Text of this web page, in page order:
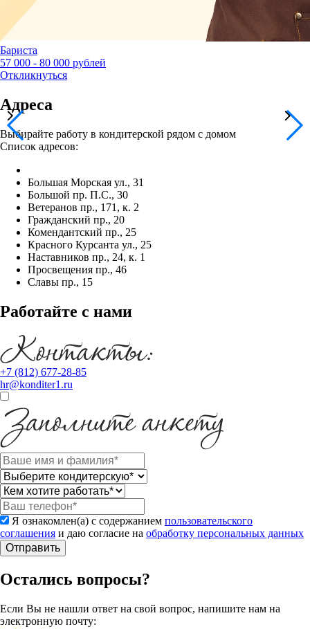
Бариста
57 000 - 80 000 рублей
Откликнуться
Адреса
Выбирайте работу в кондитерской рядом с домом
Список адресов:
Большая Морская ул., 31
Большой пр. П.С., 30
Ветеранов пр., 171, к. 2
Гражданский пр., 20
Комендантский пр., 25
Красного Курсанта ул., 25
Наставников пр., 24, к. 1
Просвещения пр., 46
Славы пр., 15
Работайте с нами
+7 (812) 677-28-85
hr@konditer1.ru
Я ознакомлен(а) с содержанием пользовательского
соглашения и даю согласие на обработку персональных данных
Отправить
Остались вопросы?
Если Вы не нашли ответ на свой вопрос, напишите нам на
электронную почту: